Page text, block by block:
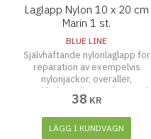
Laglapp Nylon 10 x 20 cm
Marin 1 st.
BLUE LINE
Självhäftande nylonlaglapp för
reparation av exempelvis
nylonjackor, overaller,
regnkläder och paraplyer. Tänk
på att rengöra och torka ytan
noggrant innan laglappen
fästes. Tvättbar upp till 30
38 KR
LÄGG I KUNDVAGN